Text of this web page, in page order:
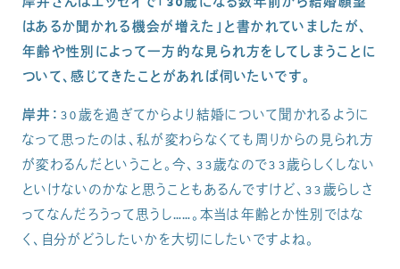
はあるか聞かれる機会が増えた」と書かれていましたが、
年齢や性別によって一方的な見られ方をしてしまうことに
ついて、感じてきたことがあれば伺いたいです。
岸井： 30歳を過ぎてからより結婚について聞かれるように
なって思ったのは、私が変わらなくても周りからの見られ方
が変わるんだということ。今、33歳なので33歳らしくしない
といけないのかなと思うこともあるんですけど、33歳らしさ
ってなんだろうって思うし……。本当は年齢とか性別ではな
く、自分がどうしたいかを大切にしたいですよね。